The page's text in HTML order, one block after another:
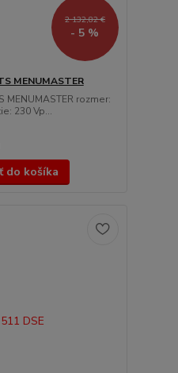
2 132,82 €
- 5 %
MENUMASTER
MENUMASTER rozmer:
230 Vp...
do košíka